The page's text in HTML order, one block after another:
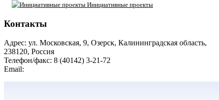
Инициативные проекты
Контакты
Адрес: ул. Московская, 9, Озерск, Калининградская область,
238120, Россия
Телефон/факс: 8 (40142) 3-21-72
Email: